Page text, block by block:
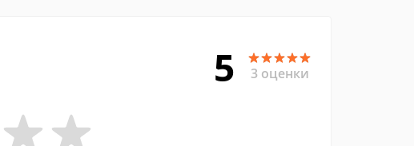
5 3 оценки